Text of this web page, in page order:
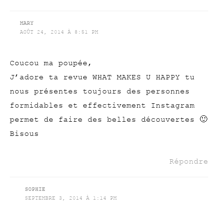
MARY
AOÛT 24, 2014 À 8:51 PM
Coucou ma poupée,
J’adore ta revue WHAT MAKES U HAPPY tu
nous présentes toujours des personnes
formidables et effectivement Instagram
permet de faire des belles découvertes 🙂
Bisous
Répondre
SOPHIE
SEPTEMBRE 3, 2014 À 1:14 PM